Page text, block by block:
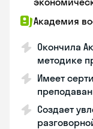
Академия
Окончила
методике
Имеет
Создает